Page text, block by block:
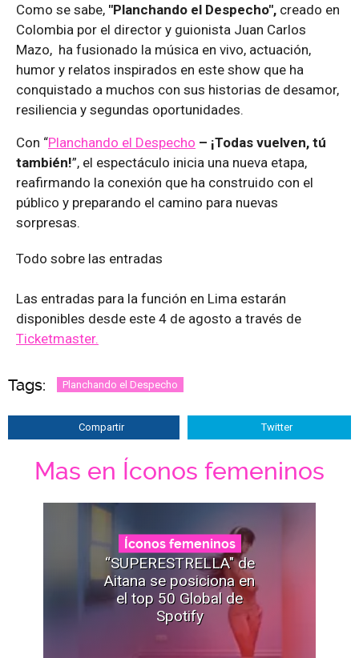
Como se sabe, "Planchando el Despecho", creado en
Colombia por el director y guionista Juan Carlos
Mazo, ha fusionado la música en vivo, actuación,
humor y relatos inspirados en este show que ha
conquistado a muchos con sus historias de desamor,
resiliencia y segundas oportunidades.
Con “Planchando el Despecho – ¡Todas vuelven, tú
también!”, el espectáculo inicia una nueva etapa,
reafirmando la conexión que ha construido con el
público y preparando el camino para nuevas
sorpresas.
Todo sobre las entradas
Las entradas para la función en Lima estarán
disponibles desde este 4 de agosto a través de
Ticketmaster.
Tags: Planchando el Despecho
Compartir Twitter
Mas en Íconos femeninos
Íconos femeninos
“SUPERESTRELLA" de
Aitana se posiciona en
el top 50 Global de
Spotify